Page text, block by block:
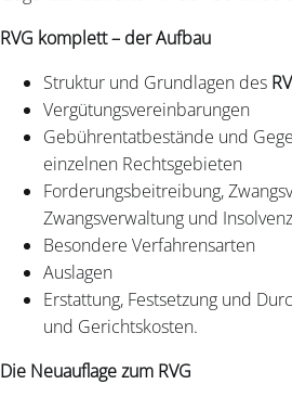
RVG komplett – der Aufbau
Struktur und Grundlagen des
Vergütungsvereinbarungen
Gebührentatbestände und
einzelnen Rechtsgebieten
Forderungsbeitreibung,
Zwangsverwaltung und Insolvenz
Besondere Verfahrensarten
Auslagen
Erstattung, Festsetzung und
und Gerichtskosten.
Die Neuauflage zum RVG